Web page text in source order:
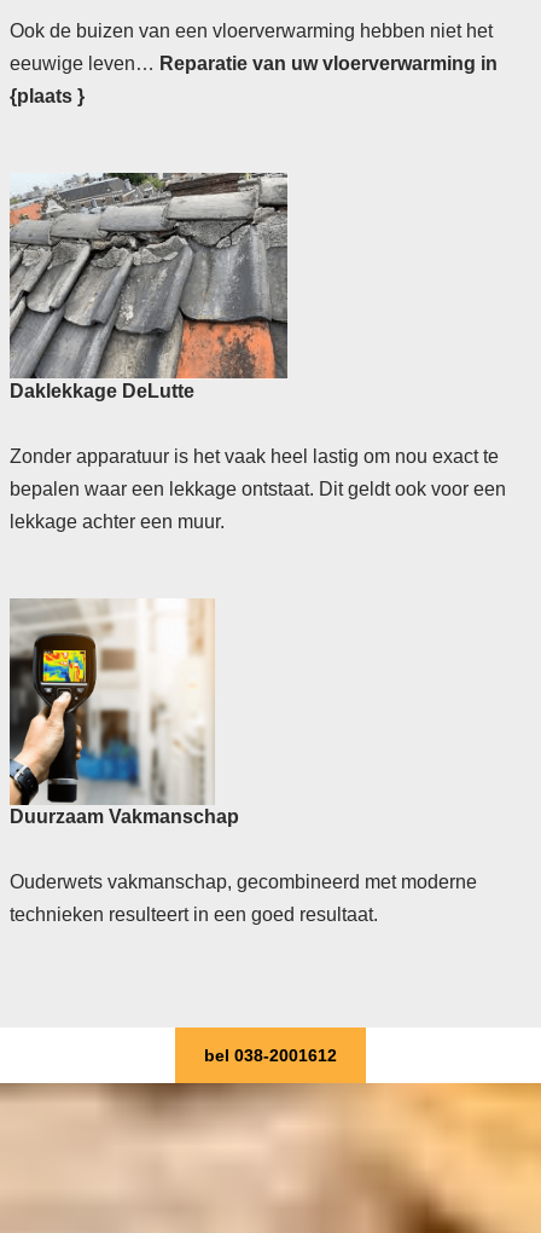
Ook de buizen van een vloerverwarming hebben niet het
eeuwige leven… Reparatie van uw vloerverwarming in
{plaats }
Daklekkage DeLutte
Zonder apparatuur is het vaak heel lastig om nou exact te
bepalen waar een lekkage ontstaat. Dit geldt ook voor een
lekkage achter een muur.
Duurzaam Vakmanschap
Ouderwets vakmanschap, gecombineerd met moderne
technieken resulteert in een goed resultaat.
bel 038-2001612